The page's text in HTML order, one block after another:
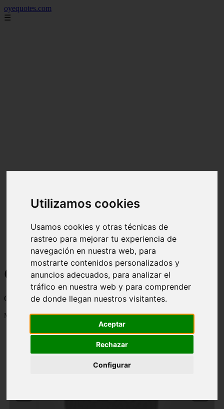
Utilizamos cookies
Usamos cookies y otras técnicas de
rastreo para mejorar tu experiencia de
navegación en nuestra web, para
mostrarte contenidos personalizados y
anuncios adecuados, para analizar el
tráfico en nuestra web y para comprender
de donde llegan nuestros visitantes.
Aceptar
Rechazar
Configurar
oyequotes.com
☰
Curiosidades y Sabias que
Cosas curiosas, curiosidades, noticias impactantes y mucho mas
Mostrando 1 - 24 de 2833 artículos